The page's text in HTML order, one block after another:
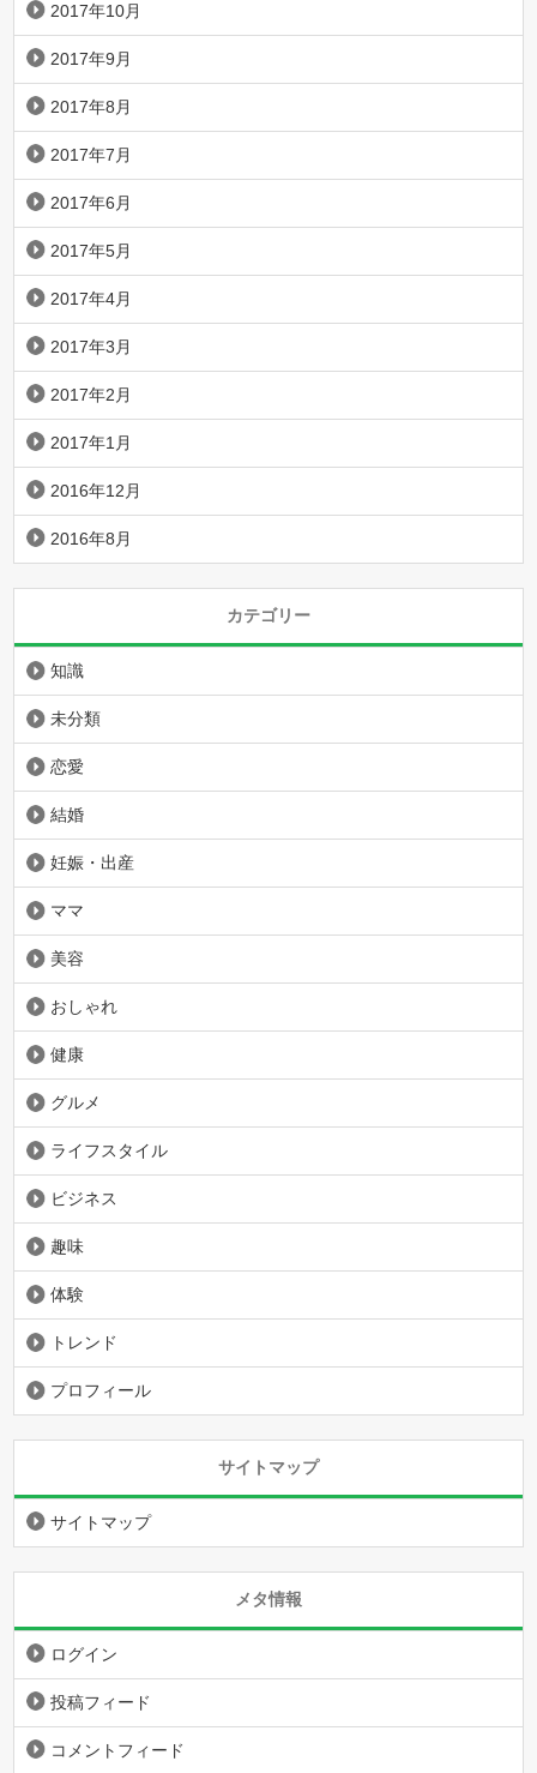
2017年10月
2017年9月
2017年8月
2017年7月
2017年6月
2017年5月
2017年4月
2017年3月
2017年2月
2017年1月
2016年12月
2016年8月
カテゴリー
知識
未分類
恋愛
結婚
妊娠・出産
ママ
美容
おしゃれ
健康
グルメ
ライフスタイル
ビジネス
趣味
体験
トレンド
プロフィール
サイトマップ
サイトマップ
メタ情報
ログイン
投稿フィード
コメントフィード